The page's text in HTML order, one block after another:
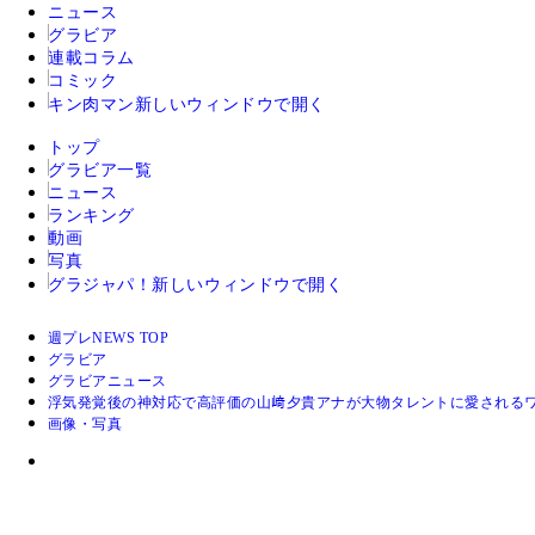
ニュース
グラビア
連載コラム
コミック
キン肉マン 新しいウィンドウで開く
トップ
グラビア一覧
ニュース
ランキング
動画
写真
グラジャパ！ 新しいウィンドウで開く
週プレNEWS TOP
グラビア
グラビアニュース
浮気発覚後の神対応で高評価の山﨑夕貴アナが大物タレントに愛される
画像・写真